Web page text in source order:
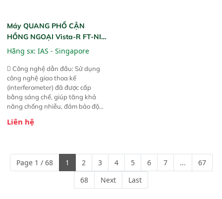
Máy QUANG PHỔ CẬN
HỒNG NGOẠI Vista-R FT-NIR
(Vista-R FT-NIR Analyzer)
Hãng sx: IAS - Singapore
 Công nghệ dẫn đầu: Sử dụng
công nghệ giao thoa kế
(interferometer) đã được cấp
bằng sáng chế, giúp tăng khả
năng chống nhiễu, đảm bảo độ
Phạm vi ứng dụng rộng: Đáp ứng
ngành công nghiệp khác nhau. 
Độ nhạy cao: Trang bị đầu dò
InGaAs độ nhạy cao, cung cấp
phản hồi phổ tuyến tính đầy đủ,
đảm bảo độ chính xác và khả
Liên hệ
Page 1 / 68 1 2 3 4 5 6 7 ...
67
68
Next Last